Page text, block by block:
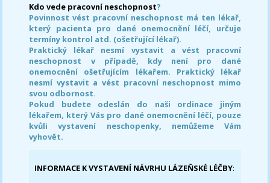
Kdo vede pracovní neschopnost?
Povinnost vést pracovní neschopnost má ten lékař,
který pacienta pro dané onemocnění léčí, určuje
termíny kontrol atd. (ošetřující lékař).
Praktický lékař nesmí vystavit a vést pracovní
neschopnost v případě, kdy není pro dané
onemocnění ošetřujícím lékařem. Praktický lékař
nesmí vystavit a vést pracovní neschopnost mimo
svou odbornost.
Pokud budete odeslán do naši ordinace jiným
lékařem, který Vás pro dané onemocnění léčí, pouze
kvůli vystavení neschopenky, nemůžeme Vám
vyhovět.
INFORMACE K VYSTAVENÍ NÁVRHU LÁZEŇSKÉ LÉČBY: